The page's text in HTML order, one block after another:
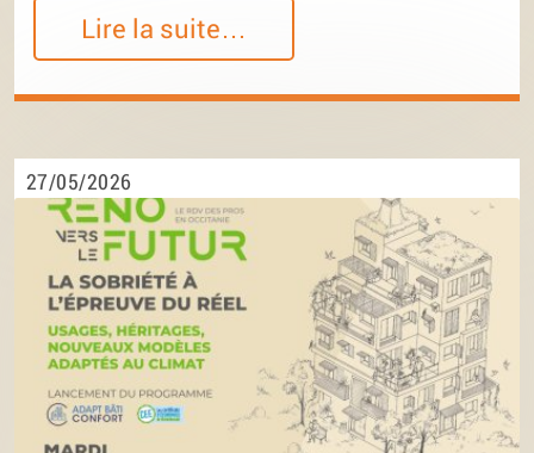
Lire la suite…
27/05/2026